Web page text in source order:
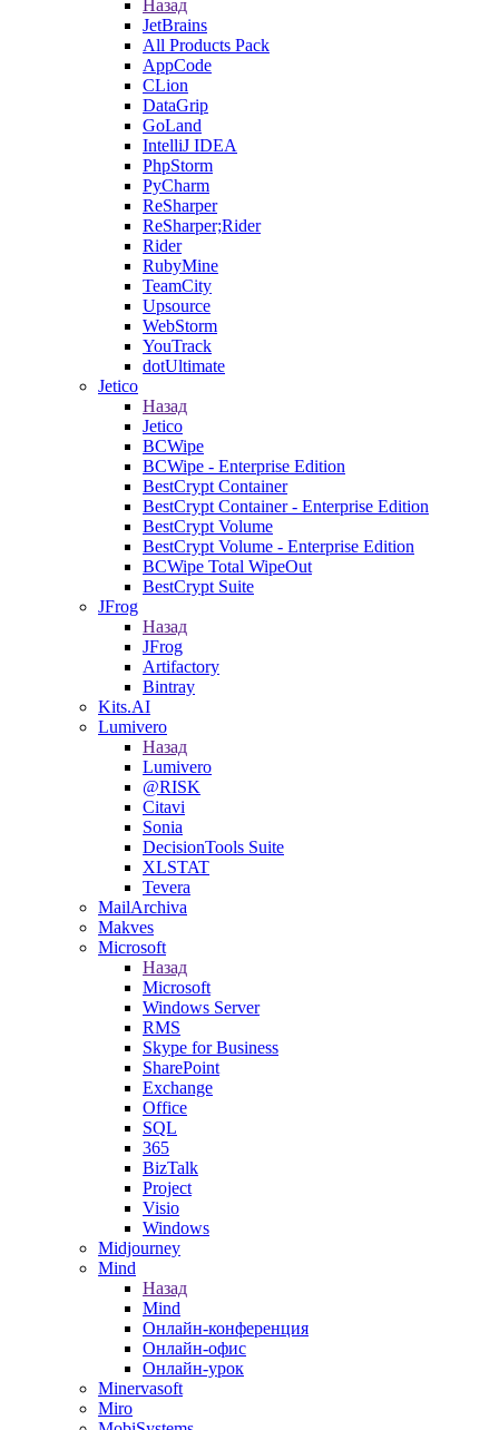
Назад
JetBrains
All Products Pack
AppCode
CLion
DataGrip
GoLand
IntelliJ IDEA
PhpStorm
PyCharm
ReSharper
ReSharper;Rider
Rider
RubyMine
TeamCity
Upsource
WebStorm
YouTrack
dotUltimate
Jetico
Назад
Jetico
BCWipe
BCWipe - Enterprise Edition
BestCrypt Container
BestCrypt Container - Enterprise Edition
BestCrypt Volume
BestCrypt Volume - Enterprise Edition
BCWipe Total WipeOut
BestCrypt Suite
JFrog
Назад
JFrog
Artifactory
Bintray
Kits.AI
Lumivero
Назад
Lumivero
@RISK
Citavi
Sonia
DecisionTools Suite
XLSTAT
Tevera
MailArchiva
Makves
Microsoft
Назад
Microsoft
Windows Server
RMS
Skype for Business
SharePoint
Exchange
Office
SQL
365
BizTalk
Project
Visio
Windows
Midjourney
Mind
Назад
Mind
Онлайн-конференция
Онлайн-офис
Онлайн-урок
Minervasoft
Miro